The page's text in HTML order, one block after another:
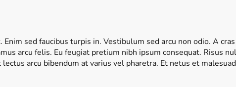
sed faucibus turpis in. Vestibulum sed arcu non odio. A
arcu felis. Eu feugiat pretium nibh ipsum consequat. Risus
arcu bibendum at varius vel pharetra. Et netus et